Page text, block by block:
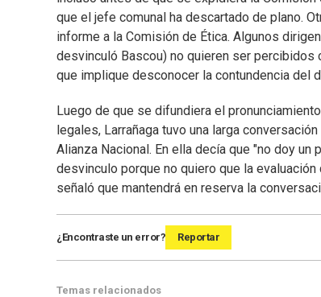
que el jefe comunal ha descartado de plano.
informe a la Comisión de Ética. Algunos
desvinculó Bascou) no quieren ser
que implique desconocer la contundencia del
Luego de que se difundiera el
legales, Larrañaga tuvo una larga
Alianza Nacional. En ella decía que "no doy
desvinculo porque no quiero que la
señaló que mantendrá en reserva la
¿Encontraste un error? Reportar
Temas relacionados